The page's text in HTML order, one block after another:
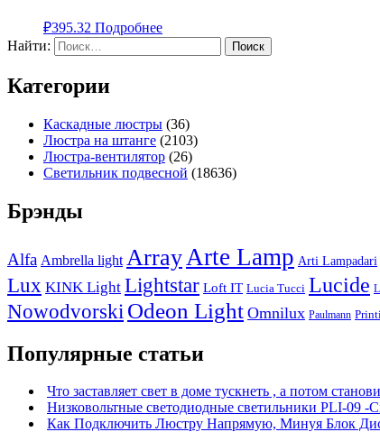
₽395.32 Подробнее
Найти:
Категории
Каскадные люстры (36)
Люстра на штанге (2103)
Люстра-вентилятор (26)
Светильник подвесной (18636)
Брэнды
Alfa Ambrella light Array Arte Lamp Arti Lampadari
Lux KINK Light Lightstar Loft IT Lucia Tucci Lucide
Nowodvorski Odeon Light Omnilux Paulmann
Популярные статьи
Что заставляет свет в доме тускнеть , а потом
Низковольтные светодиодные светильники PLI-09 -
Как Подключить Люстру Напрямую, Минуя Блок